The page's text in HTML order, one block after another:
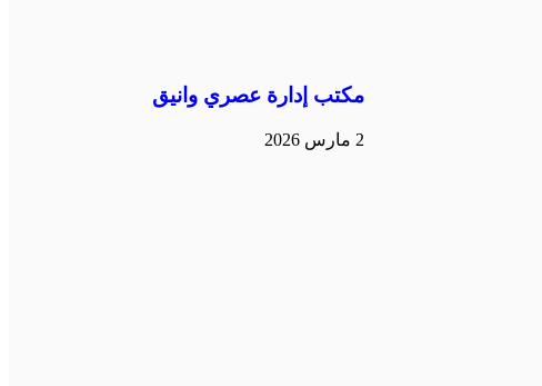
مكتب إدارة عصري وانيق
2 مارس 2026